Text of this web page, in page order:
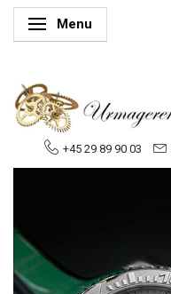
Skifte navigation
Menu
+45 29 89 90 03